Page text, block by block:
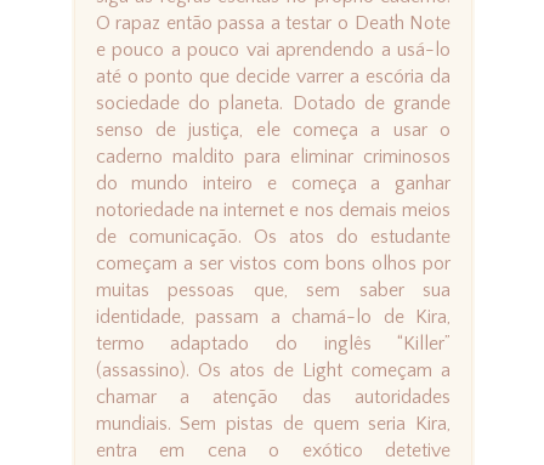
O rapaz então passa a testar o Death Note
e pouco a pouco vai aprendendo a usá-lo
até o ponto que decide varrer a escória da
sociedade do planeta. Dotado de grande
senso de justiça, ele começa a usar o
caderno maldito para eliminar criminosos
do mundo inteiro e começa a ganhar
notoriedade na internet e nos demais meios
de comunicação. Os atos do estudante
começam a ser vistos com bons olhos por
muitas pessoas que, sem saber sua
identidade, passam a chamá-lo de Kira,
termo adaptado do inglês “Killer”
(assassino). Os atos de Light começam a
chamar a atenção das autoridades
mundiais. Sem pistas de quem seria Kira,
entra em cena o exótico detetive